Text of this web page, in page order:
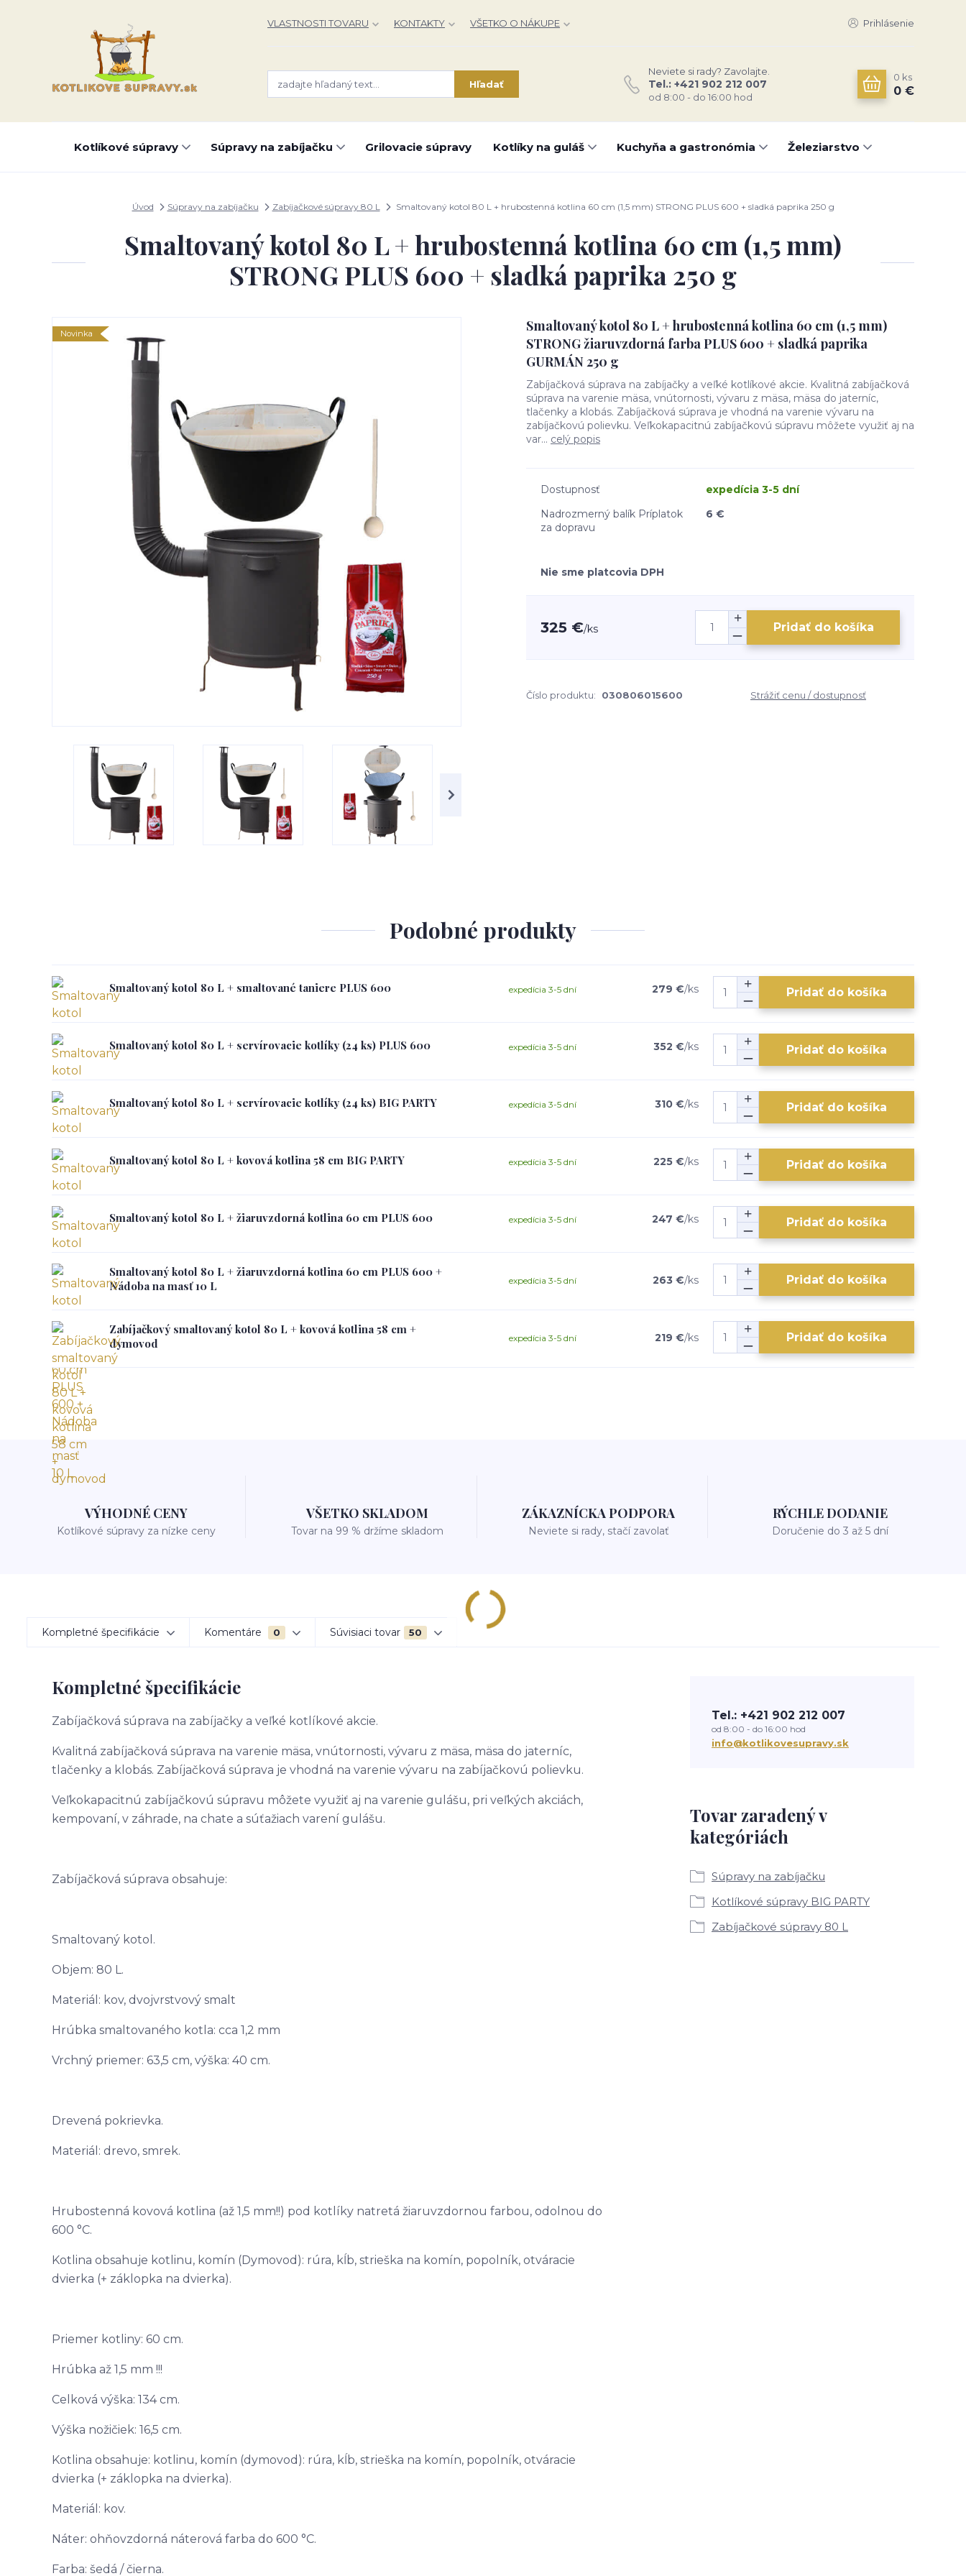
VLASTNOSTI TOVARU KONTAKTY VŠETKO O NÁKUPE Prihlásenie
Hľadať
Neviete si rady? Zavolajte.
Tel.: +421 902 212 007
od 8:00 - do 16:00 hod
0 ks
0 €
Kotlíkové súpravy Súpravy na zabíjačku Grilovacie súpravy Kotlíky na guláš Kuchyňa a gastronómia Železiarstvo
Úvod Súpravy na zabíjačku Zabíjačkové súpravy 80 L Smaltovaný kotol 80 L + hrubostenná kotlina 60 cm (1,5 mm) STRONG PLUS 600 + sladká paprika 250 g
Smaltovaný kotol 80 L + hrubostenná kotlina 60 cm (1,5 mm)
STRONG PLUS 600 + sladká paprika 250 g
Novinka
Smaltovaný kotol 80 L + hrubostenná kotlina 60 cm (1,5 mm)
STRONG žiaruvzdorná farba PLUS 600 + sladká paprika
GURMÁN 250 g
Zabíjačková súprava na zabíjačky a veľké kotlíkové akcie. Kvalitná zabíjačková
súprava na varenie mäsa, vnútornosti, vývaru z mäsa, mäsa do jaterníc,
tlačenky a klobás. Zabíjačková súprava je vhodná na varenie vývaru na
zabíjačkovú polievku. Veľkokapacitnú zabíjačkovú súpravu môžete využiť aj na
var... celý popis
Dostupnosť
expedícia 3-5 dní
Nadrozmerný balík Príplatok
za dopravu
6 €
Nie sme platcovia DPH
325 €/ks Pridať do košíka
Číslo produktu: 030806015600 Strážiť cenu / dostupnosť
Podobné produkty
Smaltovaný kotol 80 L + smaltované taniere PLUS 600 279 €/ks
expedícia 3-5 dní Pridať do košíka
Smaltovaný kotol 80 L + servírovacie kotlíky (24 ks) PLUS 600 352 €/ks
expedícia 3-5 dní Pridať do košíka
Smaltovaný kotol 80 L + servírovacie kotlíky (24 ks) BIG PARTY 310 €/ks
expedícia 3-5 dní Pridať do košíka
Smaltovaný kotol 80 L + kovová kotlina 58 cm BIG PARTY 225 €/ks
expedícia 3-5 dní Pridať do košíka
Smaltovaný kotol 80 L + žiaruvzdorná kotlina 60 cm PLUS 600 247 €/ks
expedícia 3-5 dní Pridať do košíka
Smaltovaný kotol 80 L + žiaruvzdorná kotlina 60 cm PLUS 600 +
Nádoba na masť 10 L
263 €/ks
expedícia 3-5 dní Pridať do košíka
Zabíjačkový smaltovaný kotol 80 L + kovová kotlina 58 cm +
dymovod
219 €/ks
expedícia 3-5 dní Pridať do košíka
VÝHODNÉ CENY
Kotlíkové súpravy za nízke ceny
VŠETKO SKLADOM
Tovar na 99 % držíme skladom
ZÁKAZNÍCKA PODPORA
Neviete si rady, stačí zavolať
RÝCHLE DODANIE
Doručenie do 3 až 5 dní
Kompletné špecifikácie Komentáre 0 Súvisiaci tovar 50
Kompletné špecifikácie
Zabíjačková súprava na zabíjačky a veľké kotlíkové akcie.
Kvalitná zabíjačková súprava na varenie mäsa, vnútornosti, vývaru z mäsa, mäsa do jaterníc,
tlačenky a klobás. Zabíjačková súprava je vhodná na varenie vývaru na zabíjačkovú polievku.
Veľkokapacitnú zabíjačkovú súpravu môžete využiť aj na varenie gulášu, pri veľkých akciách,
kempovaní, v záhrade, na chate a súťažiach varení gulášu.
Zabíjačková súprava obsahuje:
Smaltovaný kotol.
Objem: 80 L.
Materiál: kov, dvojvrstvový smalt
Hrúbka smaltovaného kotla: cca 1,2 mm
Vrchný priemer: 63,5 cm, výška: 40 cm.
Drevená pokrievka.
Materiál: drevo, smrek.
Hrubostenná kovová kotlina (až 1,5 mm!!) pod kotlíky natretá žiaruvzdornou farbou, odolnou do
600 °C.
Kotlina obsahuje kotlinu, komín (Dymovod): rúra, kĺb, strieška na komín, popolník, otváracie
dvierka (+ záklopka na dvierka).
Priemer kotliny: 60 cm.
Hrúbka až 1,5 mm !!!
Celková výška: 134 cm.
Výška nožičiek: 16,5 cm.
Kotlina obsahuje: kotlinu, komín (dymovod): rúra, kĺb, strieška na komín, popolník, otváracie
dvierka (+ záklopka na dvierka).
Materiál: kov.
Náter: ohňovzdorná náterová farba do 600 °C.
Farba: šedá / čierna.
Tovar zaradený v
kategóriách
Súpravy na zabíjačku
Kotlíkové súpravy BIG PARTY
Zabíjačkové súpravy 80 L
Tel.: +421 902 212 007
od 8:00 - do 16:00 hod
info@kotlikovesupravy.sk